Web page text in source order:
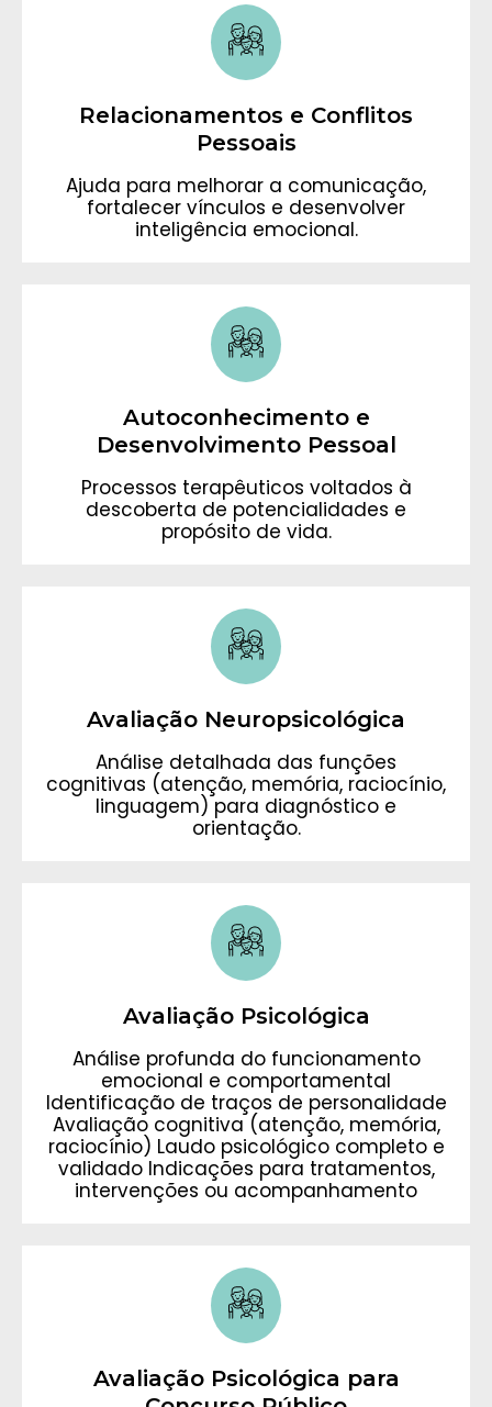
Relacionamentos e Conflitos
Pessoais
Ajuda para melhorar a comunicação,
fortalecer vínculos e desenvolver
inteligência emocional.
Autoconhecimento e
Desenvolvimento Pessoal
Processos terapêuticos voltados à
descoberta de potencialidades e
propósito de vida.
Avaliação Neuropsicológica
Análise detalhada das funções
cognitivas (atenção, memória, raciocínio,
linguagem) para diagnóstico e
orientação.
Avaliação Psicológica
Análise profunda do funcionamento
emocional e comportamental
Identificação de traços de personalidade
Avaliação cognitiva (atenção, memória,
raciocínio) Laudo psicológico completo e
validado Indicações para tratamentos,
intervenções ou acompanhamento
Avaliação Psicológica para